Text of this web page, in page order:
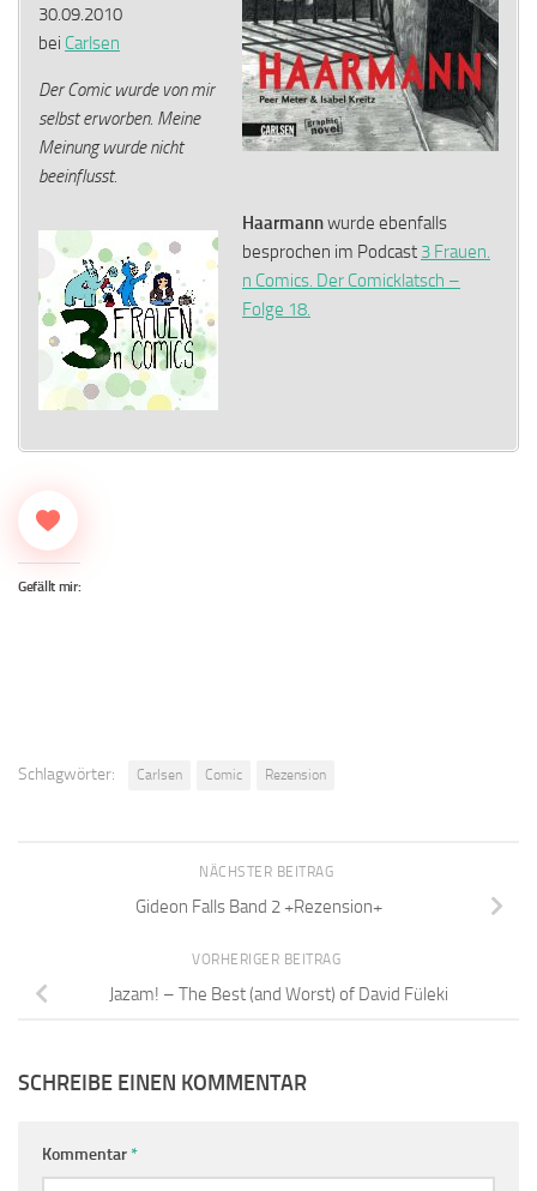
30.09.2010
bei Carlsen
Der Comic wurde von mir
selbst erworben. Meine
Meinung wurde nicht
beeinflusst.
Haarmannwurde ebenfalls
besprochen im Podcast 3 Frauen.
n Comics. Der Comicklatsch –
Folge 18.
Gefällt mir:
Schlagwörter: Carlsen Comic Rezension
NÄCHSTER BEITRAG
Gideon Falls Band 2 +Rezension+
VORHERIGER BEITRAG
Jazam! – The Best (and Worst) of David Füleki
SCHREIBE EINEN KOMMENTAR
Kommentar*